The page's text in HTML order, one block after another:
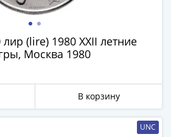
(lire) 1980 XXII летние
Москва 1980
В корзину
UNC